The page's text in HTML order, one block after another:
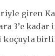
giren
3’e kadar